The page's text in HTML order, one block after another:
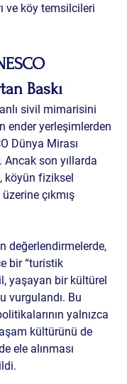
ve köy temsilcileri
Baskı
sivil mimarisini
ender yerleşimlerden
Dünya Mirası
Ancak son yıllarda
köyün fiziksel
çıkmış
değerlendirmelerde,
bir “turistik
yaşayan bir kültürel
vurgulandı. Bu
yalnızca
kültürünü de
ele alınması